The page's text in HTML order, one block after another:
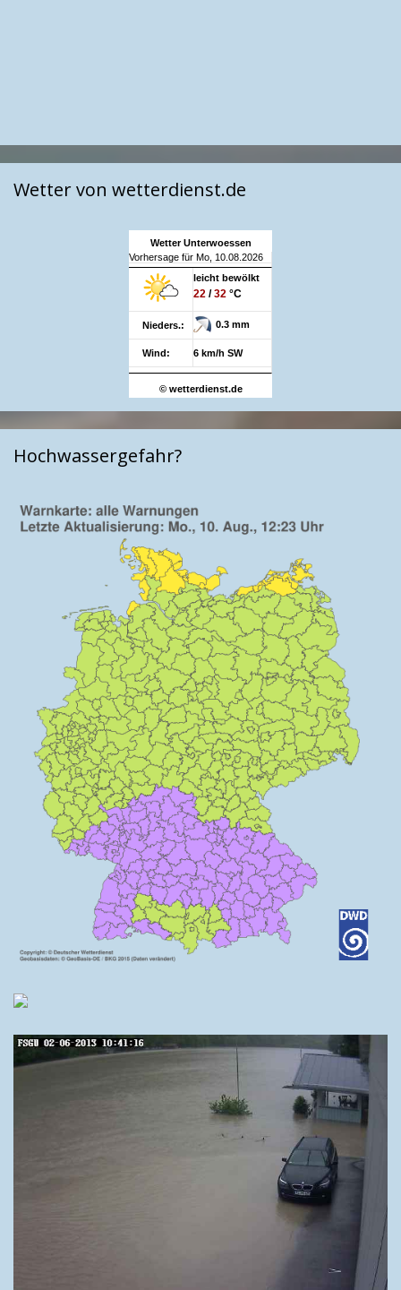
Wetter von wetterdienst.de
Wetter Unterwoessen
Vorhersage für Mo, 10.08.2026
leicht bewölkt
22 /32 °C
Nieders.: 0.3 mm
Wind: 6 km/h SW
© wetterdienst.de
Hochwassergefahr?